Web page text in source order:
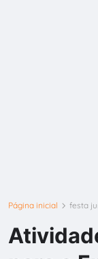
Página inicial festa